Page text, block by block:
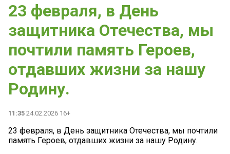
️23 февраля, в День
защитника Отечества, мы
почтили память Героев,
отдавших жизни за нашу
Родину.
11:35 24.02.2026 16+
️23 февраля, в День защитника Отечества, мы почтили
память Героев, отдавших жизни за нашу Родину.